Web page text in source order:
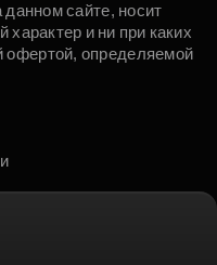
сайте, носит
и ни при каких
офертой, определяемой